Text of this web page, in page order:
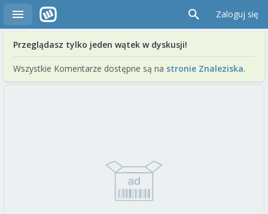
Zaloguj się
Przeglądasz tylko jeden wątek w dyskusji!
Wszystkie Komentarze dostępne są na stronie Znaleziska.